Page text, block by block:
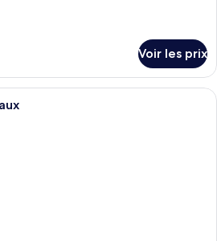
Voir les prix
Une chambre d’hôtel avec deux lits,